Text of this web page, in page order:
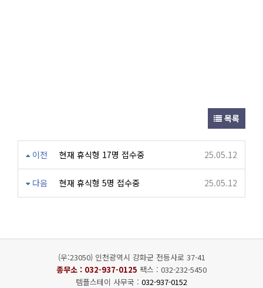
목록
이전 현재 휴식형 17명 접수중 25.05.12
다음 현재 휴식형 5명 접수중 25.05.12
(우:23050) 인천광역시 강화군 전등사로 37-41
종무소 : 032-937-0125 팩스 : 032-232-5450
템플스테이 사무국 : 032-937-0152